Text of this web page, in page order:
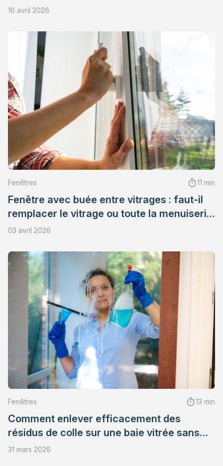
16 avril 2026
Fenêtres 11 min
Fenêtre avec buée entre vitrages : faut-il
remplacer le vitrage ou toute la menuiserie
?
03 avril 2026
Fenêtres 13 min
Comment enlever efficacement des
résidus de colle sur une baie vitrée sans
abîmer le support
31 mars 2026